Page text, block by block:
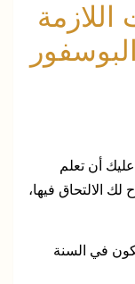
أن تعلم
الالتحاق فيها،
في السنة